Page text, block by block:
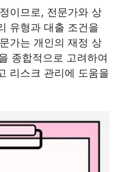
이므로, 전문가와 상
유형과 대출 조건을
가는 개인의 재정 상
종합적으로 고려하여
리스크 관리에 도움을